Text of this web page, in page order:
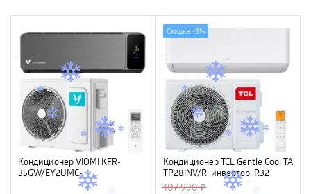
Кондиционер VIOMI KFR-
35GW/EY2UMC-
A++/A+ (12000Btu), инвертор, Wi-
Кондиционер TCL Gentle Cool TAC-
TP28INV/R, инвертор, R32
107 990
Скидка -5%